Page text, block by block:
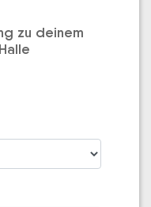
zu deinem